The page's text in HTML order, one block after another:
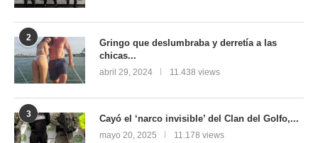
2
Gringo que deslumbraba y derretía a las
chicas...
abril 29, 2024 11.438 views
3 Cayó el ‘narco invisible’ del Clan del Golfo,...
mayo 20, 2025 11.178 views